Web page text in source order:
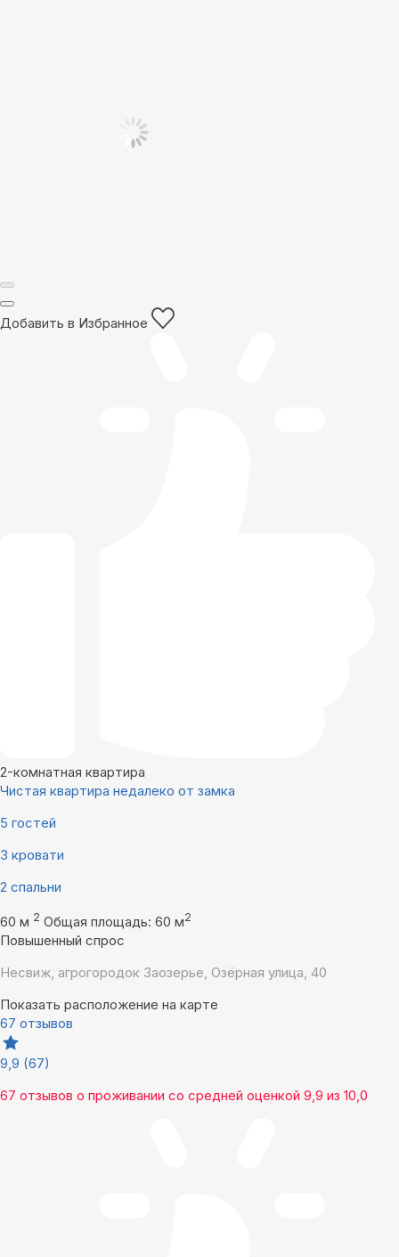
Добавить в Избранное
2-комнатная квартира
Чистая квартира недалеко от замка
5 гостей
3 кровати
2 спальни
60 м 2 Общая площадь: 60 м2
Повышенный спрос
Несвиж, агрогородок Заозерье, Озёрная улица, 40
Показать расположение на карте
67 отзывов
9,9 (67)
67 отзывов о проживании со средней оценкой 9,9 из 10,0